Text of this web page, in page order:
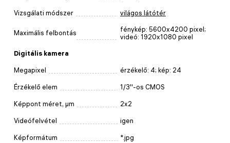
Vizsgálati módszer világos látótér
Maximális felbontás
fénykép: 5600x4200 pixel;
videó: 1920x1080 pixel
Digitális kamera
Megapixel érzékelő: 4; kép: 24
Érzékelő elem 1/3''-os CMOS
Képpont méret, μm 2x2
Videófelvétel igen
Képformátum *.jpg